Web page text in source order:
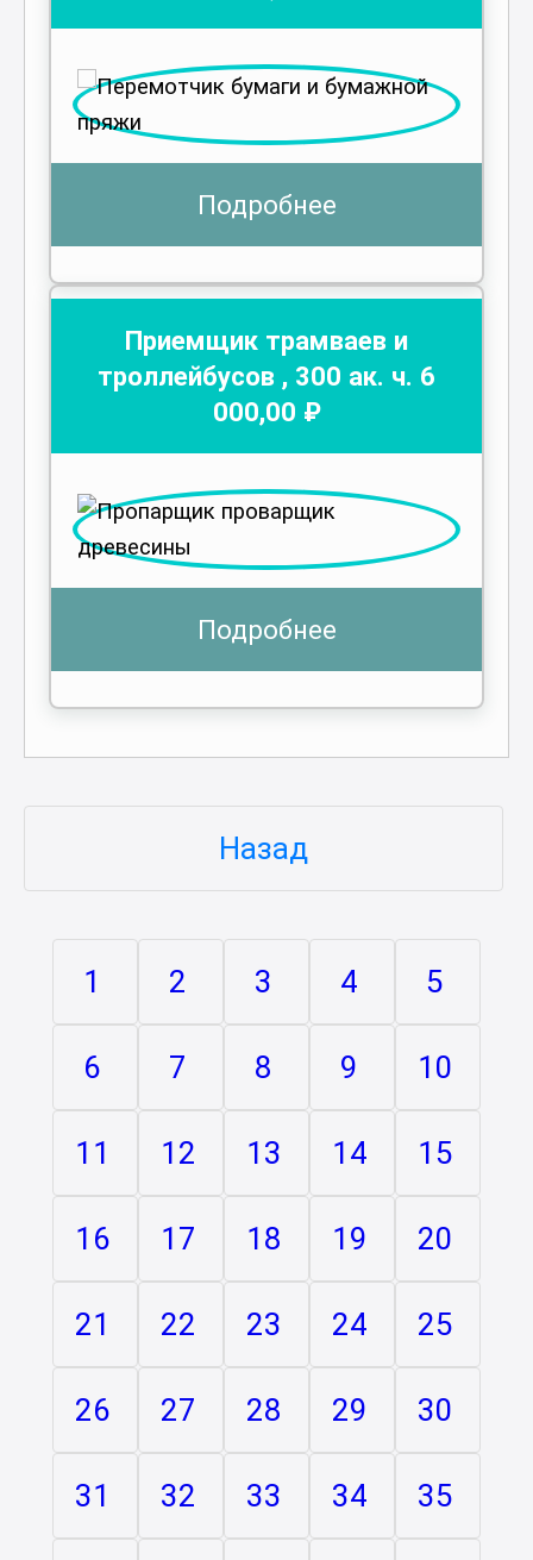
Подробнее
Приемщик трамваев и
троллейбусов , 300 ак. ч. 6
000,00 ₽
Подробнее
Назад
1 2 3 4 5
6 7 8 9 10
11 12 13 14 15
16 17 18 19 20
21 22 23 24 25
26 27 28 29 30
31 32 33 34 35